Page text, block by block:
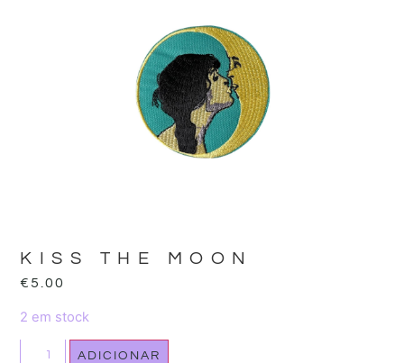
KISS THE MOON
€5.00
2 em stock
ADICIONAR